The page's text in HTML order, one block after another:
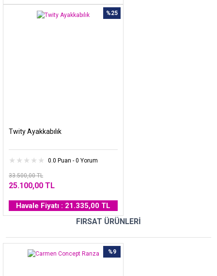
%25
Twity Ayakkabılık
0.0 Puan - 0 Yorum
33.500,00 TL
25.100,00 TL
Havale Fiyatı : 21.335,00 TL
FIRSAT ÜRÜNLERİ
%9